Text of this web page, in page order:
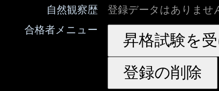
自然観察歴
登録データはありませ
合格者メニュー